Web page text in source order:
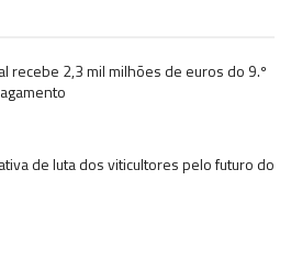
recebe 2,3 mil milhões de euros do 9.º
de luta dos viticultores pelo futuro do